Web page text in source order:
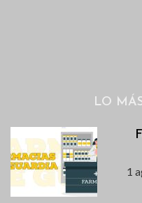
LO
1